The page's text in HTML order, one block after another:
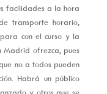
facilidades a la hora
transporte horario,
con el curso y la
Madrid ofrezca, pues
no a todos pueden
Habrá un público